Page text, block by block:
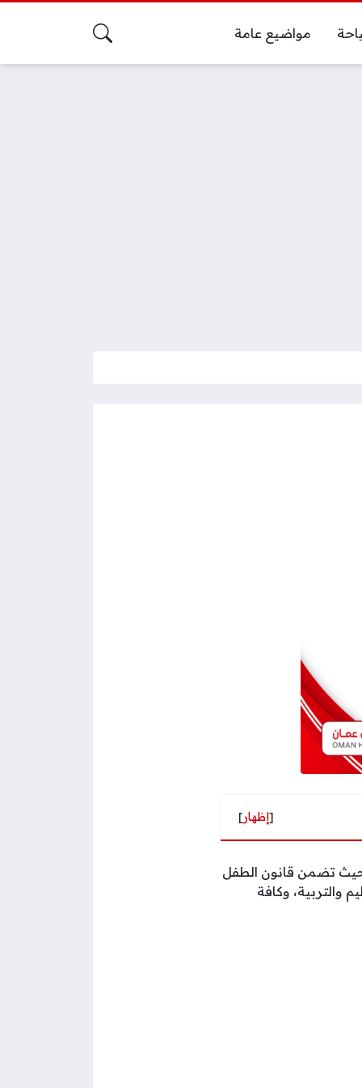
مواضيع عامة
[إظهار]
الطفل في سلطنة عمان بموجب المرسوم السلطاني رقم 22 لسنة 2014، حيث تضمن قانون الطفل
وكافة